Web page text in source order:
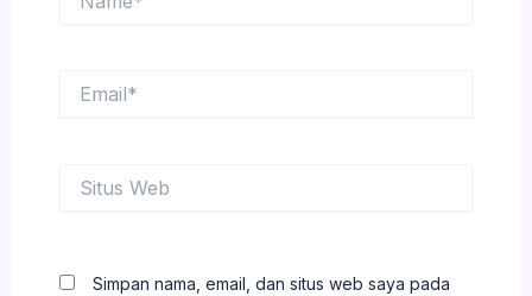
Web
Simpan nama, email, dan situs web saya pada